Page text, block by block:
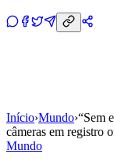
Início›Mundo›“Sem
câmeras em registro
Mundo